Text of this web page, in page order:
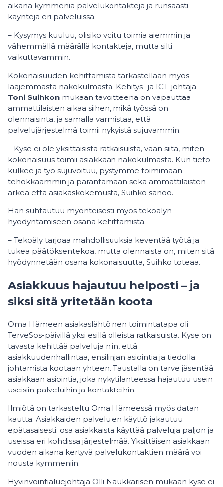
aikana kymmeniä palvelukontakteja ja runsaasti
käyntejä eri palveluissa.
– Kysymys kuuluu, olisiko voitu toimia aiemmin ja
vähemmällä määrällä kontakteja, mutta silti
vaikuttavammin.
Kokonaisuuden kehittämistä tarkastellaan myös
laajemmasta näkökulmasta. Kehitys- ja ICT-johtaja
Toni Suihkon mukaan tavoitteena on vapauttaa
ammattilaisten aikaa siihen, mikä työssä on
olennaisinta, ja samalla varmistaa, että
palvelujärjestelmä toimii nykyistä sujuvammin.
– Kyse ei ole yksittäisistä ratkaisuista, vaan siitä, miten
kokonaisuus toimii asiakkaan näkökulmasta. Kun tieto
kulkee ja työ sujuvoituu, pystymme toimimaan
tehokkaammin ja parantamaan sekä ammattilaisten
arkea että asiakaskokemusta, Suihko sanoo.
Hän suhtautuu myönteisesti myös tekoälyn
hyödyntämiseen osana kehittämistä.
– Tekoäly tarjoaa mahdollisuuksia keventää työtä ja
tukea päätöksentekoa, mutta olennaista on, miten sitä
hyödynnetään osana kokonaisuutta, Suihko toteaa.
Asiakkuus hajautuu helposti – ja
siksi sitä yritetään koota
Oma Hämeen asiakaslähtöinen toimintatapa oli
TerveSos-päivillä yksi esillä olleista ratkaisuista. Kyse on
tavasta kehittää palveluja niin, että
asiakkuudenhallintaa, ensilinjan asiointia ja tiedolla
johtamista kootaan yhteen. Taustalla on tarve jäsentää
asiakkaan asiointia, joka nykytilanteessa hajautuu usein
useisiin palveluihin ja kontakteihin.
Ilmiötä on tarkasteltu Oma Hämeessä myös datan
kautta. Asiakkaiden palvelujen käyttö jakautuu
epätasaisesti: osa asiakkaista käyttää palveluja paljon ja
useissa eri kohdissa järjestelmää. Yksittäisen asiakkaan
vuoden aikana kertyvä palvelukontaktien määrä voi
nousta kymmeniin.
Hyvinvointialuejohtaja Olli Naukkarisen mukaan kyse ei